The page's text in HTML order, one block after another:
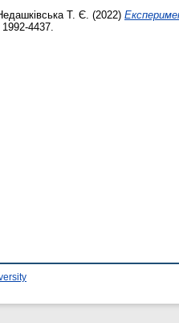
Т. Є. (2022)
4437.